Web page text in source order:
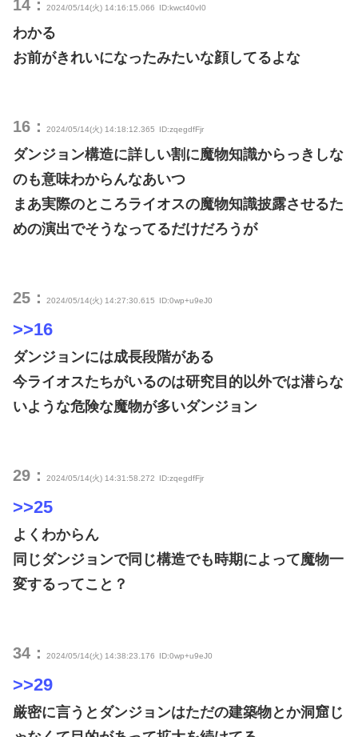
14： 2024/05/14(火) 14:16:15.066 ID:kwct40vI0
わかる
お前がきれいになったみたいな顔してるよな
16： 2024/05/14(火) 14:18:12.365 ID:zqegdfFjr
ダンジョン構造に詳しい割に魔物知識からっきしな
のも意味わからんなあいつ
まあ実際のところライオスの魔物知識披露させるた
めの演出でそうなってるだけだろうが
25： 2024/05/14(火) 14:27:30.615 ID:0wp+u9eJ0
>>16
ダンジョンには成長段階がある
今ライオスたちがいるのは研究目的以外では潜らな
いような危険な魔物が多いダンジョン
29： 2024/05/14(火) 14:31:58.272 ID:zqegdfFjr
>>25
よくわからん
同じダンジョンで同じ構造でも時期によって魔物一
変するってこと？
34： 2024/05/14(火) 14:38:23.176 ID:0wp+u9eJ0
>>29
厳密に言うとダンジョンはただの建築物とか洞窟じ